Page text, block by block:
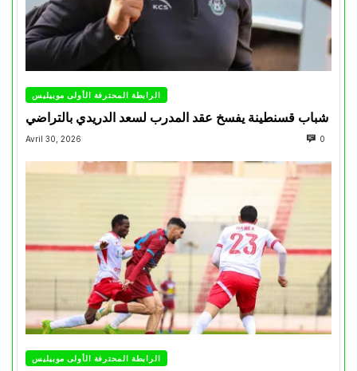
الرابطة المحترفة الأولى موبيليس
شباب قسنطينة يفسخ عقد المدرب لسعد الدريدي بالتراضي
Avril 30, 2026 0
الرابطة المحترفة الأولى موبيليس